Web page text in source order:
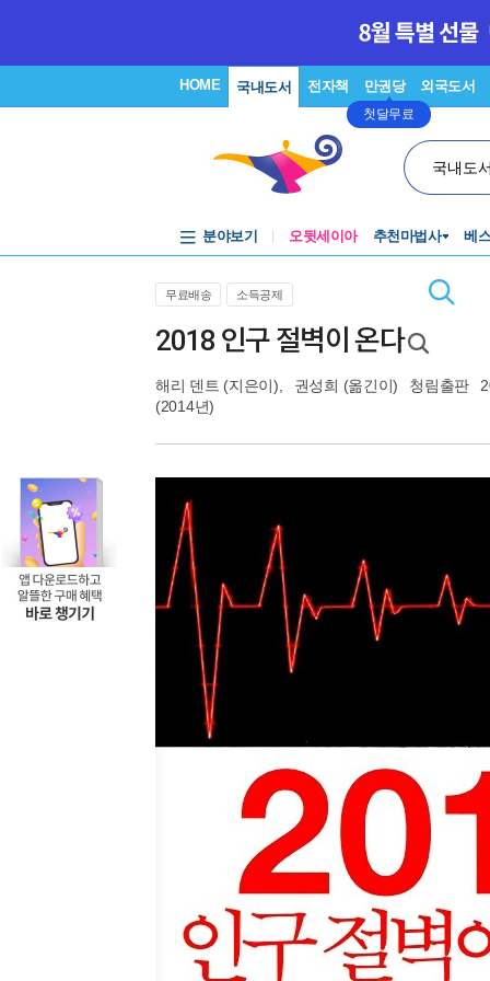
HOME 국내도서 전자책 만권당
첫달무료
외국도서
국내도
분야보기 오뒷세이아 추천마법사 베
무료배송 소득공제
2018 인구 절벽이 온다
해리 덴트 (지은이), 권성희 (옮긴이) 청림출판
(2014년)